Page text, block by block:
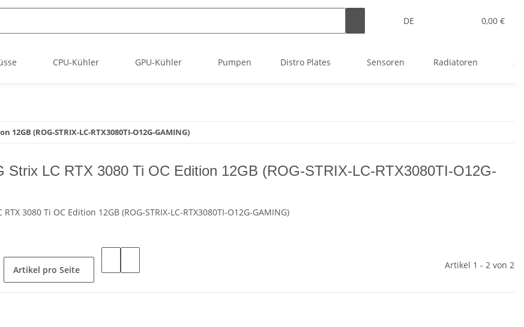
DE 0,00 €
CPU-Kühler GPU-Kühler Pumpen Distro Plates Sensoren Radiatoren
(ROG-STRIX-LC-RTX3080TI-O12G-GAMING)
Strix LC RTX 3080 Ti OC Edition 12GB (ROG-STRIX-LC-RTX3080TI-O12G-
RTX 3080 Ti OC Edition 12GB (ROG-STRIX-LC-RTX3080TI-O12G-GAMING)
Artikel pro Seite Artikel 1 - 2 von 2